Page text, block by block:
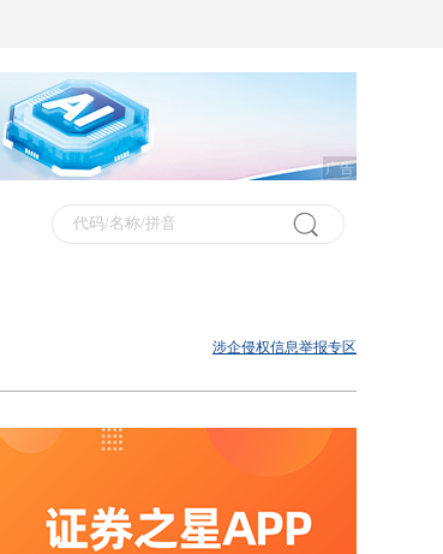
广告
涉企侵权信息举报专区